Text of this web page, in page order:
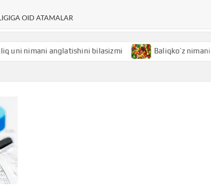
OID ATAMALAR
anglatishini bilasizmi Baliqko’z nimani